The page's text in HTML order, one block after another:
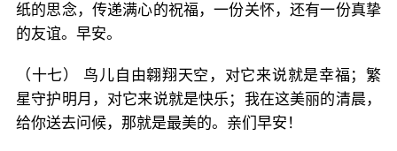
纸的思念，传递满心的祝福，一份关怀，还有一份真挚
的友谊。早安。
（十七） 鸟儿自由翱翔天空，对它来说就是幸福；繁
星守护明月，对它来说就是快乐；我在这美丽的清晨，
给你送去问候，那就是最美的。亲们早安！